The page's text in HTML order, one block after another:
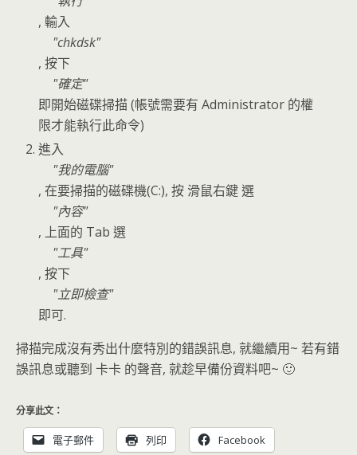
, 輸入
chkdsk
, 按下
確定
即開始磁碟掃描 (帳號需要有 Administrator 的權
限才能執行此命令)
進入
我的電腦
, 在要掃描的磁碟機(C:), 按 滑鼠右鍵 選
內容
, 上面的 Tab 選
工具
, 按下
立即檢查
即可.
掃描完成沒有秀出什麼特別的錯誤訊息, 就繼續用~ 若有錯
誤訊息或聽到 卡卡 的聲音, 就趁早備份資料吧~ 🙂
分享此文：
電子郵件 列印 Facebook